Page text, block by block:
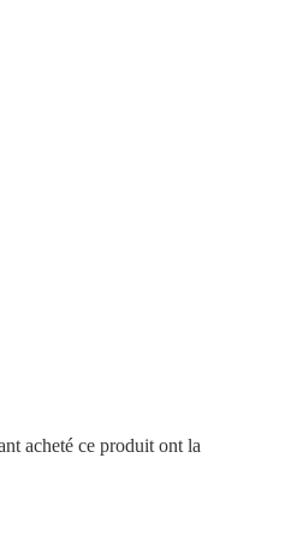
acheté ce produit ont la